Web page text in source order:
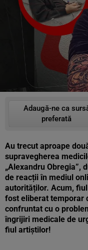
Adaugă-ne ca
preferată
Au trecut aproape
supravegherea
„Alexandru Obregia”,
de reacții în mediul
autorităților. Acum,
fost eliberat temporar
confruntat cu o
îngrijiri medicale de
fiul artiștilor!